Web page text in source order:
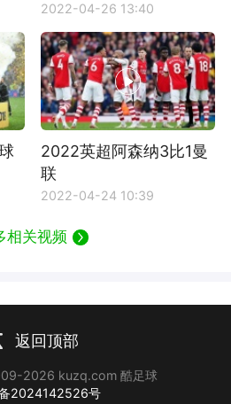
2022-04-26 13:40
2022英超阿森纳3比1曼
联
2022-04-24 10:39
相关视频
返回顶部
2026 kuzq.com 酷足球
2024142526号